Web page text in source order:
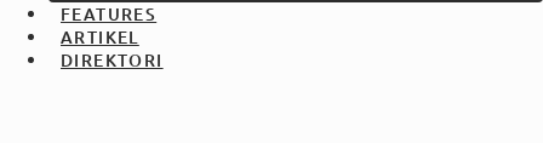
FEATURES
ARTIKEL
DIREKTORI